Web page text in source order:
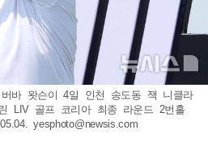
바 왓슨이 4일 인천 송도동 잭 니클라
LIV 골프 코리아 최종 라운드 2번홀
yesphoto@newsis.com